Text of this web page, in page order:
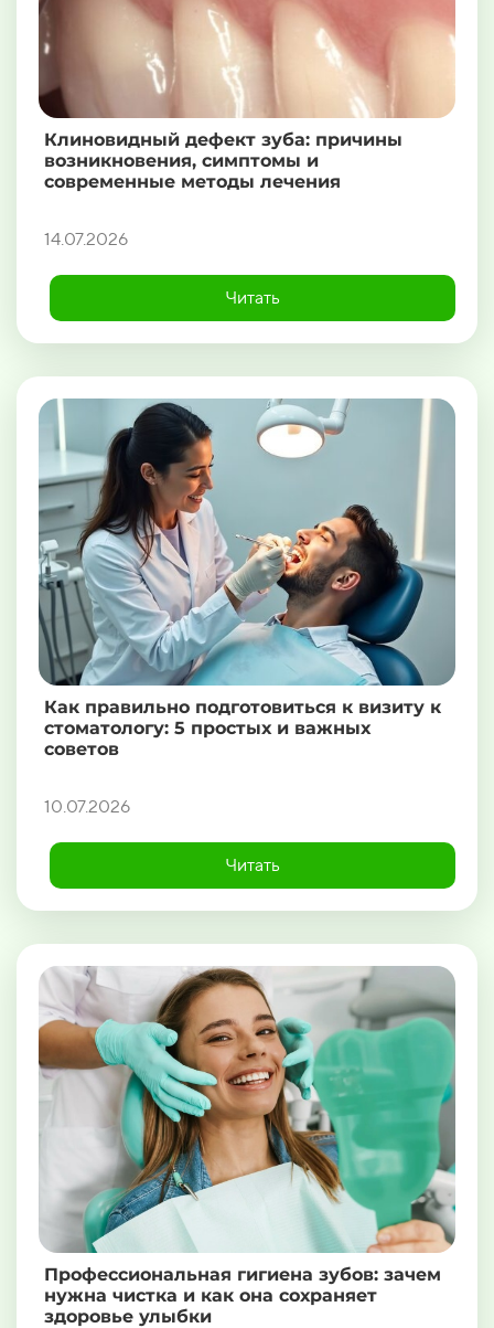
Клиновидный дефект зуба: причины
возникновения, симптомы и
современные методы лечения
14.07.2026
Читать
Как правильно подготовиться к визиту к
стоматологу: 5 простых и важных
советов
10.07.2026
Читать
Профессиональная гигиена зубов: зачем
нужна чистка и как она сохраняет
здоровье улыбки